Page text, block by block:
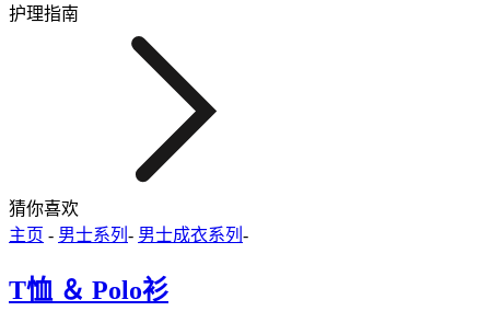
护理指南
猜你喜欢
主页 - 男士系列 - 男士成衣系列 -
T恤 ＆ Polo衫